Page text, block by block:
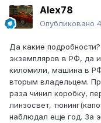
Alex78
Опубликовано
Да какие
экземпляров в РФ, да
киломили, машина в
вторым владельцем.
раза чинил коробку,
линзосвет,
наблюдал еще год. За